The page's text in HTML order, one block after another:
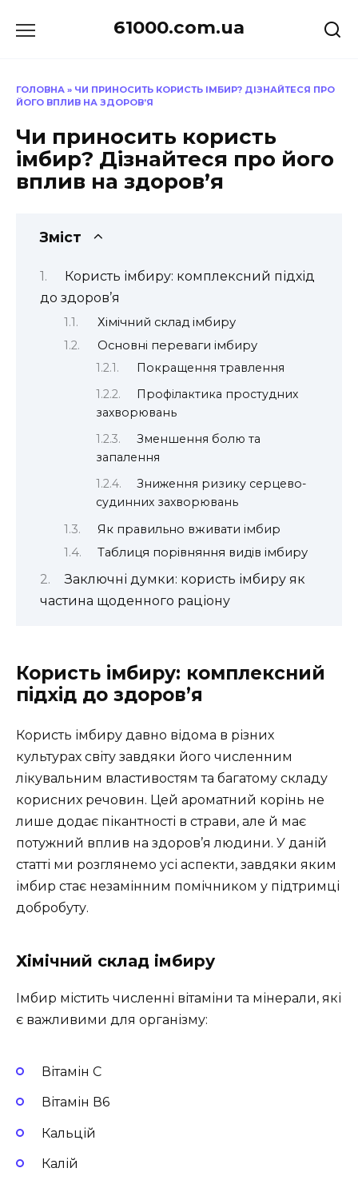
до
61000.com.ua
ГОЛОВНА » ЧИ ПРИНОСИТЬ КОРИСТЬ ІМБИР? ДІЗНАЙТЕСЯ ПРО
ЙОГО ВПЛИВ НА ЗДОРОВ’Я
Чи приносить користь
імбир? Дізнайтеся про його
вплив на здоров’я
Зміст
Користь імбиру: комплексний підхід
до здоров’я
Хімічний склад імбиру
Основні переваги імбиру
Покращення травлення
Профілактика простудних
захворювань
Зменшення болю та
запалення
Зниження ризику серцево-
судинних захворювань
Як правильно вживати імбир
Таблиця порівняння видів імбиру
Заключні думки: користь імбиру як
частина щоденного раціону
Користь імбиру: комплексний
підхід до здоров’я
Користь імбиру давно відома в різних
культурах світу завдяки його численним
лікувальним властивостям та багатому складу
корисних речовин. Цей ароматний корінь не
лише додає пікантності в страви, але й має
потужний вплив на здоров’я людини. У даній
статті ми розглянемо усі аспекти, завдяки яким
імбир стає незамінним помічником у підтримці
добробуту.
Хімічний склад імбиру
Імбир містить численні вітаміни та мінерали, які
є важливими для організму:
Вітамін С
Вітамін В6
Кальцій
Калій